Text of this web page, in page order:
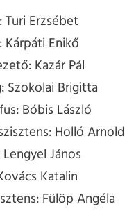
Turi Erzsébet
Kárpáti Enikő
Kazár Pál
Szokolai Brigitta
Bóbis László
Holló Arnold
János
Katalin
Fülöp Angéla